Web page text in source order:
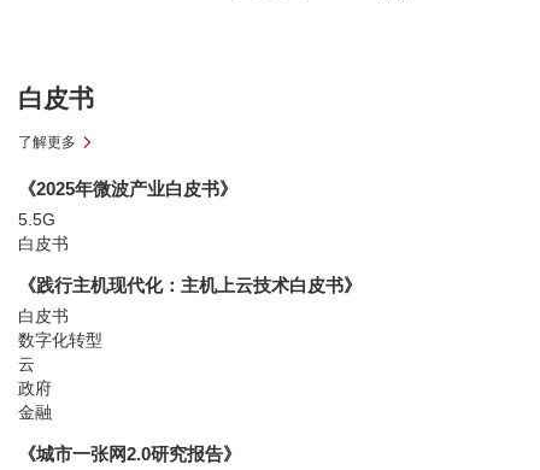
白皮书
了解更多
《2025年微波产业白皮书》
5.5G
白皮书
《践行主机现代化：主机上云技术白皮书》
白皮书
数字化转型
云
政府
金融
《城市一张网2.0研究报告》